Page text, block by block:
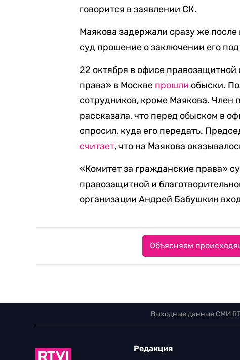
говорится в заявлении СК.
Маякова задержали сразу же
суд прошение о заключении его
22 октября в офисе
права» в Москве прошли обыски.
сотрудников, кроме Маякова.
рассказала, что перед обыском в
спросил, куда его передать.
считает, что на Маякова
«Комитет за гражданские права»
правозащитной и
организации Андрей Бабушкин
Объясняем
Выходные данные СМИ
Редакция